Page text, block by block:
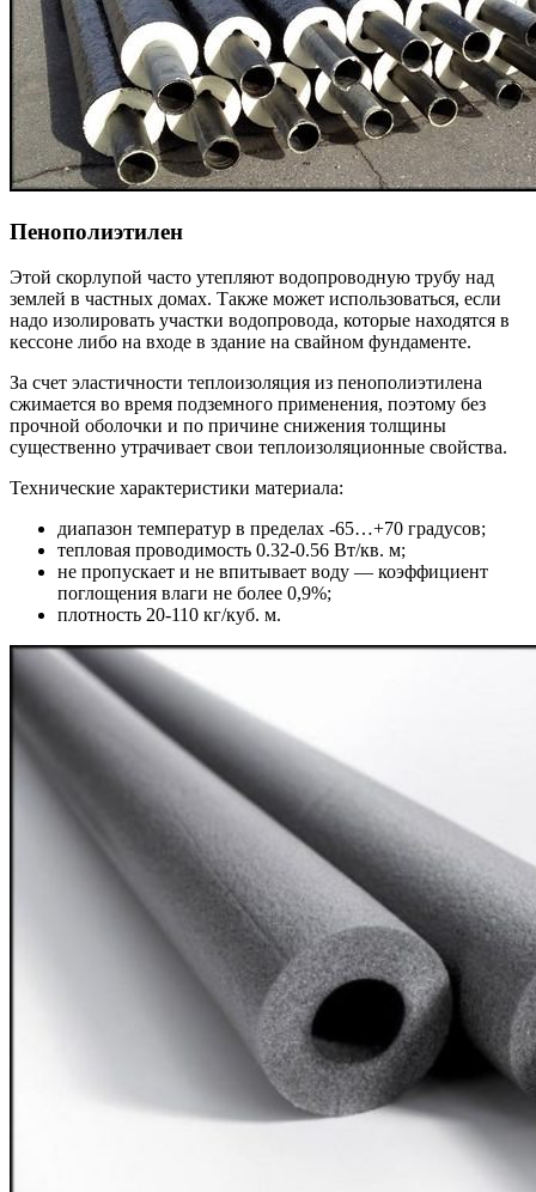
Пенополиэтилен
Этой скорлупой часто утепляют водопроводную трубу над
землей в частных домах. Также может использоваться, если
надо изолировать участки водопровода, которые находятся в
кессоне либо на входе в здание на свайном фундаменте.
За счет эластичности теплоизоляция из пенополиэтилена
сжимается во время подземного применения, поэтому без
прочной оболочки и по причине снижения толщины
существенно утрачивает свои теплоизоляционные свойства.
Технические характеристики материала:
диапазон температур в пределах -65…+70 градусов;
тепловая проводимость 0.32-0.56 Вт/кв. м;
не пропускает и не впитывает воду — коэффициент
поглощения влаги не более 0,9%;
плотность 20-110 кг/куб. м.